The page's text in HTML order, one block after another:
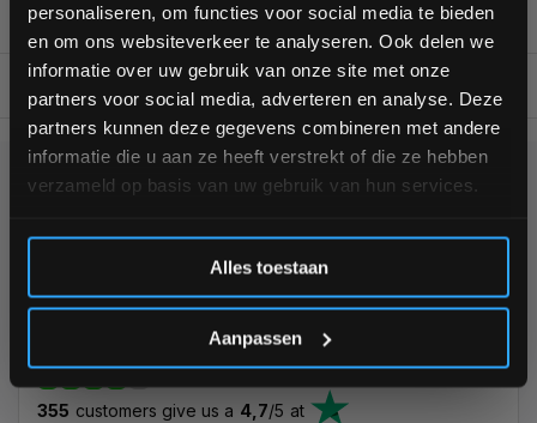
personaliseren, om functies voor social media te bieden
en om ons websiteverkeer te analyseren. Ook delen we
informatie over uw gebruik van onze site met onze
partners voor social media, adverteren en analyse. Deze
partners kunnen deze gegevens combineren met andere
informatie die u aan ze heeft verstrekt of die ze hebben
verzameld op basis van uw gebruik van hun services.
Alles toestaan
Aanpassen
PRODUCT VIDEO
KUNNEN WE HELPEN?
+31 (0)24 645 1309
355 customers give us a 4,7/5 at
Schrijf je in voor onze nieuwsbrief om op de hoogte te
blijven over onze nieuwe producten, deals en meer
interessante info. Ontvang 5% korting op je eerstvolgende
aankoop! 😀
Inschrijven
*Verzendkosten vallen buiten de korting